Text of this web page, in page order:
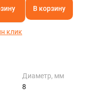
В корзину
клик
Диаметр, мм
8